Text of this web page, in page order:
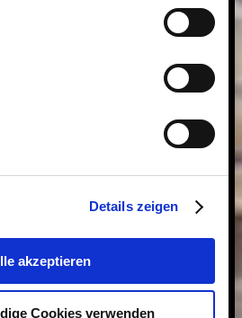
Details zeigen
akzeptieren
Cookies verwenden